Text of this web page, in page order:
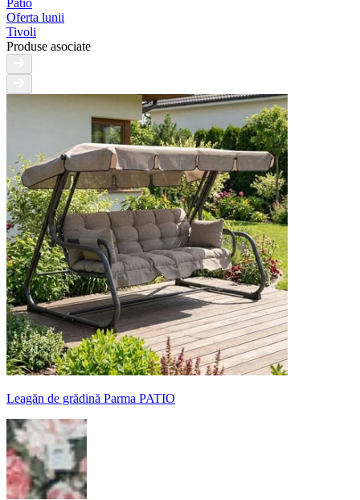
Oferta lunii
Tivoli
Produse asociate
Leagăn de grădină Parma PATIO